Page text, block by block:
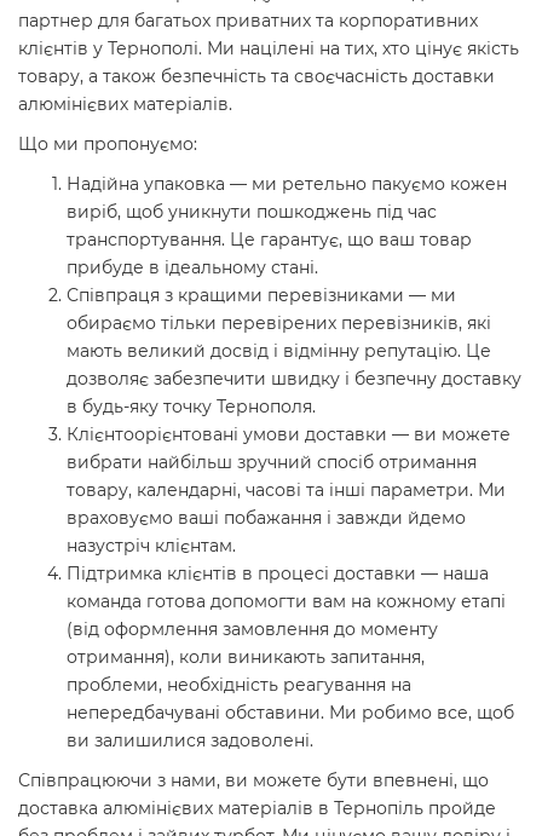
партнер для багатьох приватних та корпоративних
клієнтів у Тернополі. Ми націлені на тих, хто цінує якість
товару, а також безпечність та своєчасність доставки
алюмінієвих матеріалів.
Що ми пропонуємо:
Надійна упаковка — ми ретельно пакуємо кожен
виріб, щоб уникнути пошкоджень під час
транспортування. Це гарантує, що ваш товар
прибуде в ідеальному стані.
Співпраця з кращими перевізниками — ми
обираємо тільки перевірених перевізників, які
мають великий досвід і відмінну репутацію. Це
дозволяє забезпечити швидку і безпечну доставку
в будь-яку точку Тернополя.
Клієнтоорієнтовані умови доставки — ви можете
вибрати найбільш зручний спосіб отримання
товару, календарні, часові та інші параметри. Ми
враховуємо ваші побажання і завжди йдемо
назустріч клієнтам.
Підтримка клієнтів в процесі доставки — наша
команда готова допомогти вам на кожному етапі
(від оформлення замовлення до моменту
отримання), коли виникають запитання,
проблеми, необхідність реагування на
непередбачувані обставини. Ми робимо все, щоб
ви залишилися задоволені.
Співпрацюючи з нами, ви можете бути впевнені, що
доставка алюмінієвих матеріалів в Тернопіль пройде